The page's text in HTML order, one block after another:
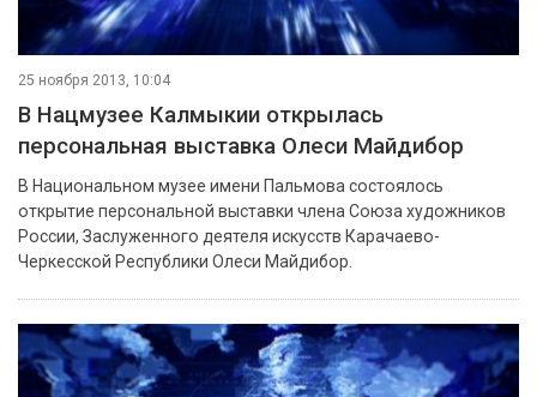
25 ноября 2013, 10:04
В Нацмузее Калмыкии открылась
персональная выставка Олеси Майдибор
В Национальном музее имени Пальмова состоялось
открытие персональной выставки члена Союза художников
России, Заслуженного деятеля искусств Карачаево-
Черкесской Республики Олеси Майдибор.